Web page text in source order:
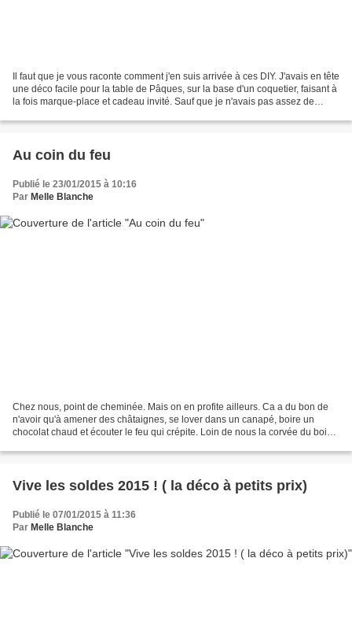
Il faut que je vous raconte comment j'en suis arrivée à ces DIY. J'avais en tête
une déco facile pour la table de Pâques, sur la base d'un coquetier, faisant à
la fois marque-place et cadeau invité. Sauf que je n'avais pas assez de
Au coin du feu
Publié le 23/01/2015 à 10:16
Par Melle Blanche
Chez nous, point de cheminée. Mais on en profite ailleurs. Ca a du bon de
n'avoir qu'à amener des châtaignes, se lover dans un canapé, boire un
chocolat chaud et écouter le feu qui crépite. Loin de nous la corvée du bois.
Vive les soldes 2015 ! ( la déco à petits prix)
Publié le 07/01/2015 à 11:36
Par Melle Blanche